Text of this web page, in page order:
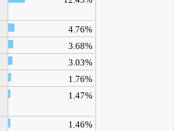
4.76%
3.68%
3.03%
1.76%
1.47%
1.46%